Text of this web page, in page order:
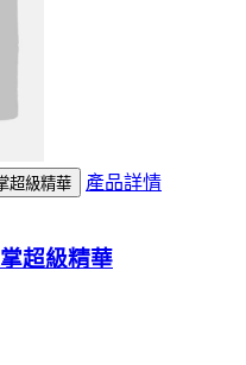
超級精華 產品詳情
超級精華